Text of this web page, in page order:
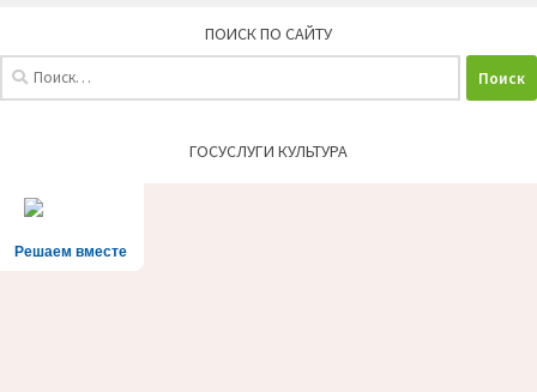
ПОИСК ПО САЙТУ
ГОСУСЛУГИ КУЛЬТУРА
Решаем вместе